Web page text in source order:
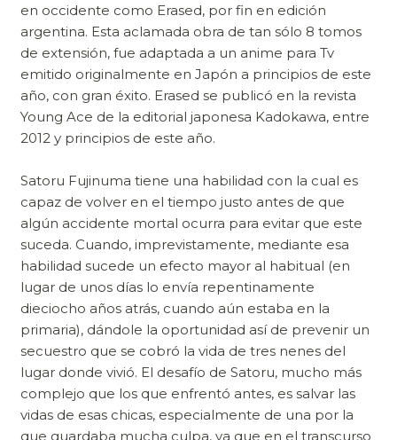
en occidente como Erased, por fin en edición
argentina. Esta aclamada obra de tan sólo 8 tomos
de extensión, fue adaptada a un anime para Tv
emitido originalmente en Japón a principios de este
año, con gran éxito. Erased se publicó en la revista
Young Ace de la editorial japonesa Kadokawa, entre
2012 y principios de este año.
Satoru Fujinuma tiene una habilidad con la cual es
capaz de volver en el tiempo justo antes de que
algún accidente mortal ocurra para evitar que este
suceda. Cuando, imprevistamente, mediante esa
habilidad sucede un efecto mayor al habitual (en
lugar de unos días lo envía repentinamente
dieciocho años atrás, cuando aún estaba en la
primaria), dándole la oportunidad así de prevenir un
secuestro que se cobró la vida de tres nenes del
lugar donde vivió. El desafío de Satoru, mucho más
complejo que los que enfrentó antes, es salvar las
vidas de esas chicas, especialmente de una por la
que guardaba mucha culpa, ya que en el transcurso